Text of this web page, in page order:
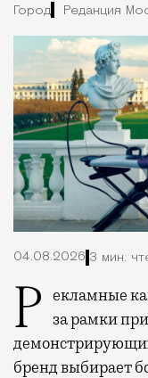
Город Редакция
04.08.2026 3 мин.
Рекламные кампании техники редко выходят
за рамки
бренд выбирает